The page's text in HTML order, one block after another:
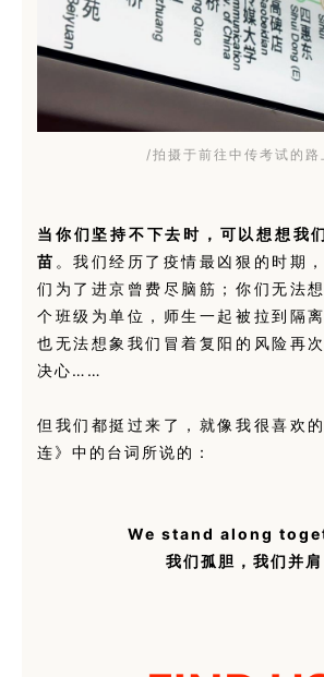
/拍摄于前往中传考试的路
当你们坚持不下去时，可以想想我
苗 。我们经历了疫情最凶狠的时期
们为了进京曾费尽脑筋；你们无法
个班级为单位，师生一起被拉到隔
也无法想象我们冒着复阳的风险再
决心……
但我们都挺过来了，就像我很喜欢
连》中的台词所说的：
We stand along
我们孤胆，我们并肩